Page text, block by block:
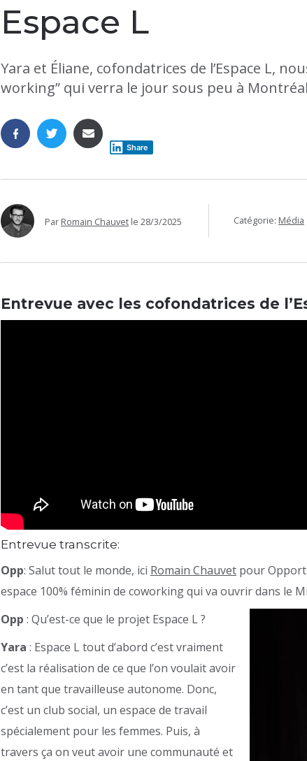
Espace L
Yara et Éliane, cofondatrices de l’Espace L,
working” qui verra le jour sous peu à
Share
Par Romain Chauvet le 28/3/2025 Catégorie: Média
Entrevue avec les cofondatrices de
Entrevue transcrite:
Opp: Salut tout le monde, ici Romain Chauvet pour
espace 100% féminin de coworking qui va ouvrir dans le
Opp : Qu’est-ce que le projet Espace L ?
Yara : Espace L tout d’abord c’est vraiment
c’est la réalisation de ce que l’on voulait avoir
en tant que travailleuse autonome. Donc,
c’est un club social, un espace de travail
spécialement pour les femmes. Puis, à
travers ça on veut avoir une communauté et